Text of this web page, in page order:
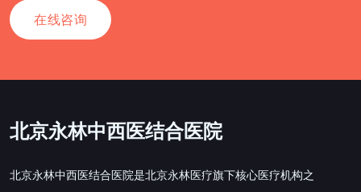
在线咨询
北京永林中西医结合医院
北京永林中西医结合医院是北京永林医疗旗下核心医疗机构之